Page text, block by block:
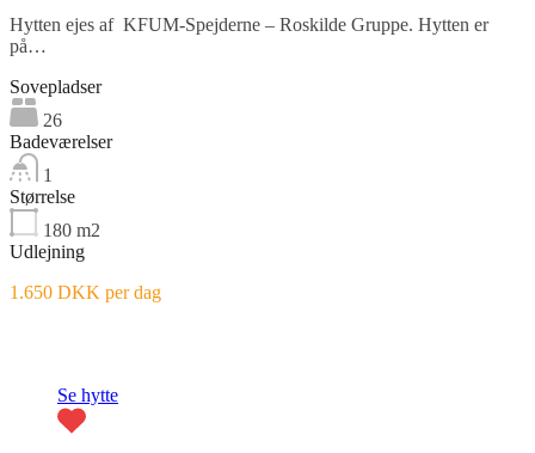
Hytten ejes af KFUM-Spejderne – Roskilde Gruppe. Hytten er
på…
Sovepladser
26
Badeværelser
1
Størrelse
180 m2
Udlejning
1.650 DKK per dag
Se hytte